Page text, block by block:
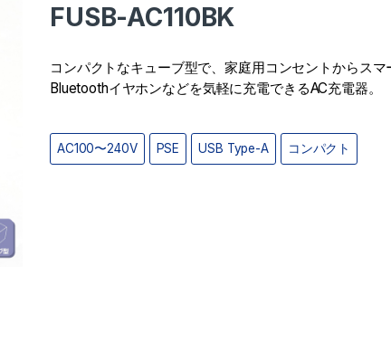
FUSB-AC110BK
コンパクトなキューブ型で、家庭用コンセントからスマ
Bluetoothイヤホンなどを気軽に充電できるAC充電器。
AC100〜240V PSE USB Type-A コンパクト